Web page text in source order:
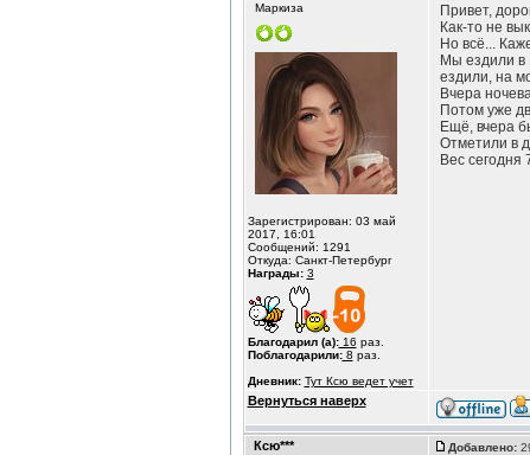
Маркиза
Зарегистрирован: 03 май
2017, 16:01
Сообщений: 1291
Откуда: Санкт-Петербург
Награды: 3
Благодарил (а):16 раз.
Поблагодарили:8 раз.
Дневник: Тут Ксю ведет учет
Привет,
Как-то не
Но всё...
Мы ездили в
ездили, на
Вчера
Потом уже
Ещё, вчера
Отметили в
Вес сегодня
Вернуться наверх
Ксю*** Добавлено: